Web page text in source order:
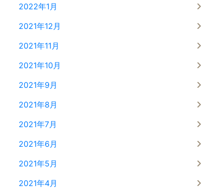
2022年1月
2021年12月
2021年11月
2021年10月
2021年9月
2021年8月
2021年7月
2021年6月
2021年5月
2021年4月